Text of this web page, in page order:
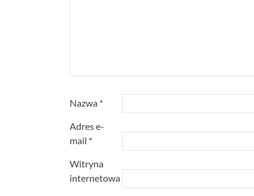
Nazwa *
Adres e-
mail *
Witryna
internetowa